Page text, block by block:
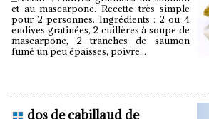
et au mascarpone. Recette très simple
pour 2 personnes. Ingrédients : 2 ou 4
endives gratinées, 2 cuillères à soupe de
mascarpone, 2 tranches de saumon
fumé un peu épaisses, poivre...
dos de cabillaud de